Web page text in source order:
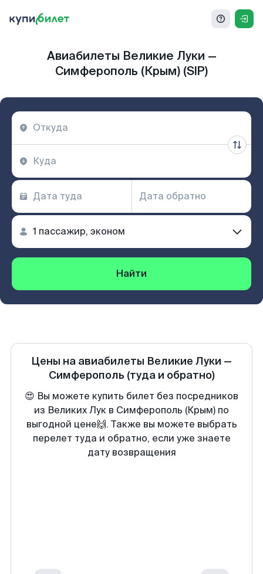
Авиабилеты Великие Луки —
Симферополь (Крым) (SIP)
Найти
Цены на авиабилеты Великие Луки —
Симферополь (туда и обратно)
😍 Вы можете купить билет без посредников
из Великих Лук в Симферополь (Крым) по
выгодной цене🙌. Также вы можете выбрать
перелет туда и обратно, если уже знаете
дату возвращения